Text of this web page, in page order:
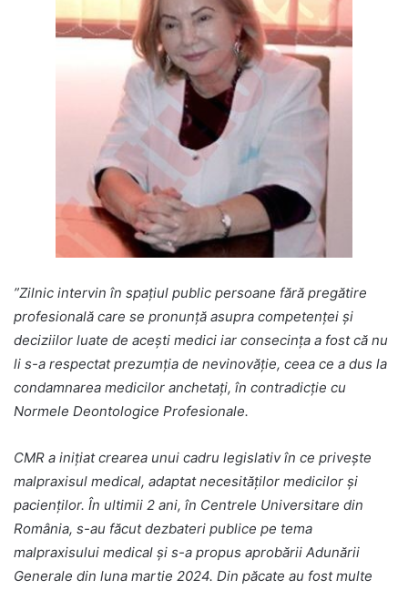
”Zilnic intervin în spațiul public persoane fără pregătire
profesională care se pronunță asupra competenței și
deciziilor luate de acești medici iar consecința a fost că nu
li s-a respectat prezumția de nevinovăție, ceea ce a dus la
condamnarea medicilor anchetați, în contradicție cu
Normele Deontologice Profesionale.
CMR a inițiat crearea unui cadru legislativ în ce privește
malpraxisul medical, adaptat necesităților medicilor și
pacienților. În ultimii 2 ani, în Centrele Universitare din
România, s-au făcut dezbateri publice pe tema
malpraxisului medical și s-a propus aprobării Adunării
Generale din luna martie 2024. Din păcate au fost multe